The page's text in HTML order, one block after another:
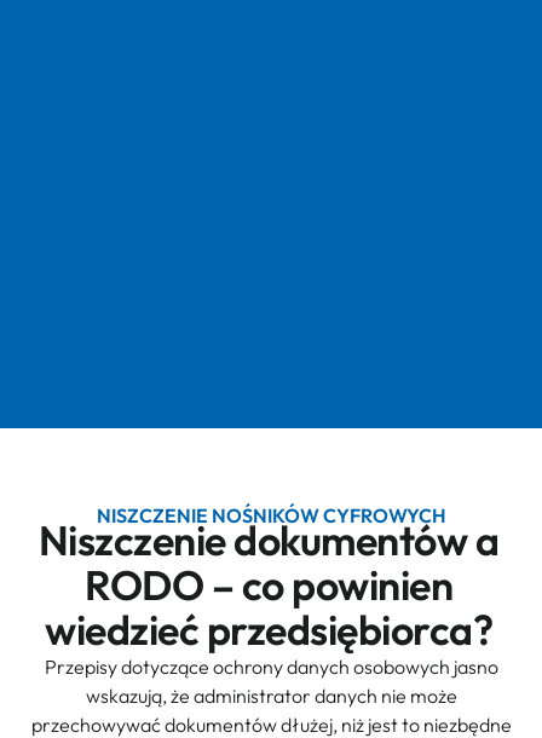
NISZCZENIE NOŚNIKÓW CYFROWYCH
Niszczenie dokumentów a
RODO – co powinien
wiedzieć przedsiębiorca?
Przepisy dotyczące ochrony danych osobowych jasno
wskazują, że administrator danych nie może
przechowywać dokumentów dłużej, niż jest to niezbędne